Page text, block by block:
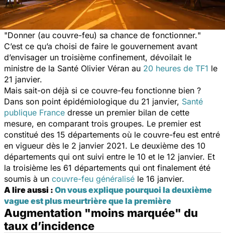
"Donner (au couvre-feu) sa chance de fonctionner."
C’est ce qu’a choisi de faire le gouvernement avant
d’envisager un troisième confinement, dévoilait le
ministre de la Santé Olivier Véran au 20 heures de TF1 le
21 janvier.
Mais sait-on déjà si ce couvre-feu fonctionne bien ?
Dans son point épidémiologique du 21 janvier, Santé
publique France dresse un premier bilan de cette
mesure, en comparant trois groupes. Le premier est
constitué des 15 départements où le couvre-feu est entré
en vigueur dès le 2 janvier 2021. Le deuxième des 10
départements qui ont suivi entre le 10 et le 12 janvier. Et
la troisième les 61 départements qui ont finalement été
soumis à un couvre-feu généralisé le 16 janvier.
A lire aussi : On vous explique pourquoi la deuxième
vague est plus meurtrière que la première
Augmentation "moins marquée" du
taux d’incidence